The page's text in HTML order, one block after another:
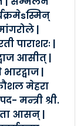
03-2021
03-2021
|
पाराशरः |
आसीत् |
|
मेहरा
मन्त्री श्री.
आसन् |